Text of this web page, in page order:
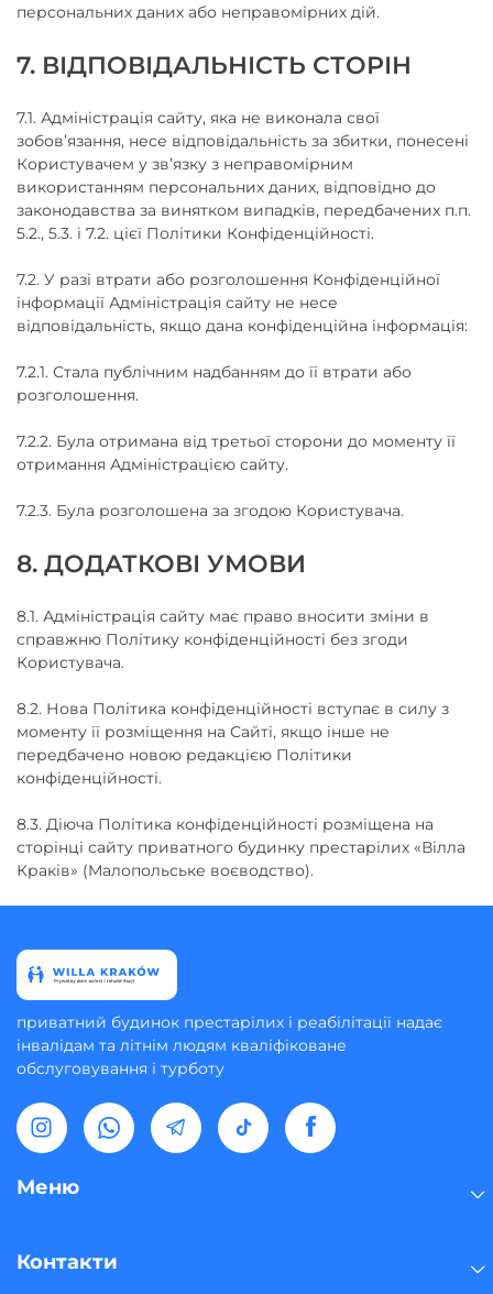
персональних даних або неправомірних дій.
7. ВІДПОВІДАЛЬНІСТЬ СТОРІН
7.1. Адміністрація сайту, яка не виконала свої
зобов’язання, несе відповідальність за збитки, понесені
Користувачем у зв’язку з неправомірним
використанням персональних даних, відповідно до
законодавства за винятком випадків, передбачених п.п.
5.2., 5.3. і 7.2. цієї Політики Конфіденційності.
7.2. У разі втрати або розголошення Конфіденційної
інформації Адміністрація сайту не несе
відповідальність, якщо дана конфіденційна інформація:
7.2.1. Стала публічним надбанням до її втрати або
розголошення.
7.2.2. Була отримана від третьої сторони до моменту її
отримання Адміністрацією сайту.
7.2.3. Була розголошена за згодою Користувача.
8. ДОДАТКОВІ УМОВИ
8.1. Адміністрація сайту має право вносити зміни в
справжню Політику конфіденційності без згоди
Користувача.
8.2. Нова Політика конфіденційності вступає в силу з
моменту її розміщення на Сайті, якщо інше не
передбачено новою редакцією Політики
конфіденційності.
8.3. Діюча Політика конфіденційності розміщена на
сторінці сайту приватного будинку престарілих «Вілла
Краків» (Малопольське воєводство).
приватний будинок престарілих і реабілітації надає
інвалідам та літнім людям кваліфіковане
обслуговування і турботу
Меню
Контакти